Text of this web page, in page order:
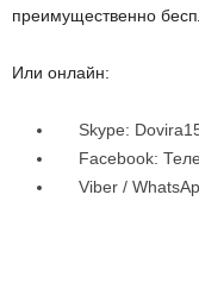
преимущественно
Или онлайн:
Skype:
Facebook:
Viber /